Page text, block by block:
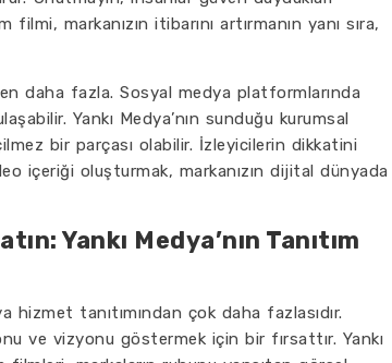
markanızın itibarını artırmanın yanı sıra,
daha fazla. Sosyal medya platformlarında
Yankı Medya’nın sunduğu kurumsal
bir parçası olabilir. İzleyicilerin dikkatini
içeriği oluşturmak, markanızın dijital dünyada
Yankı Medya’nın Tanıtım
tanıtımından çok daha fazlasıdır.
ve vizyonu göstermek için bir fırsattır. Yankı